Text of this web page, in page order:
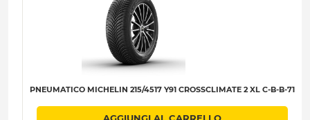
PNEUMATICO MICHELIN 215/4517 Y91 CROSSCLIMATE 2 XL C-B-B-71